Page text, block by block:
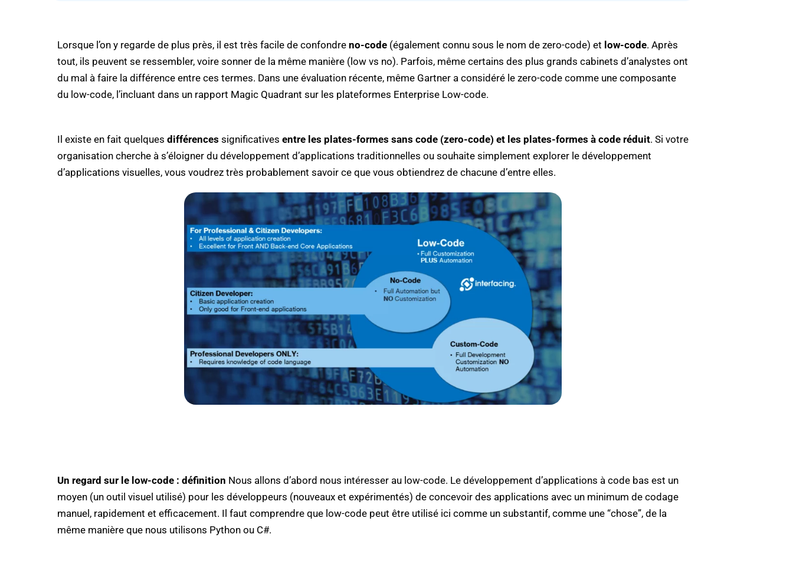
Lorsque l’on y regarde de plus près, il est très facile de confondre no-code (également connu sous le nom de zero-code) et low-code. Après
tout, ils peuvent se ressembler, voire sonner de la même manière (low vs no). Parfois, même certains des plus grands cabinets d’analystes ont
du mal à faire la différence entre ces termes. Dans une évaluation récente, même Gartner a considéré le zero-code comme une composante
du low-code, l’incluant dans un rapport Magic Quadrant sur les plateformes Enterprise Low-code.
Il existe en fait quelques différences significatives entre les plates-formes sans code (zero-code) et les plates-formes à code réduit. Si votre
organisation cherche à s’éloigner du développement d’applications traditionnelles ou souhaite simplement explorer le développement
d’applications visuelles, vous voudrez très probablement savoir ce que vous obtiendrez de chacune d’entre elles.
Un regard sur le low-code : définition Nous allons d’abord nous intéresser au low-code. Le développement d’applications à code bas est un
moyen (un outil visuel utilisé) pour les développeurs (nouveaux et expérimentés) de concevoir des applications avec un minimum de codage
manuel, rapidement et efficacement. Il faut comprendre que low-code peut être utilisé ici comme un substantif, comme une “chose”, de la
même manière que nous utilisons Python ou C#.